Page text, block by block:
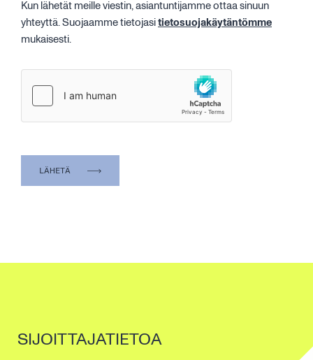
Kun lähetät meille viestin, asiantuntijamme ottaa sinuun
yhteyttä. Suojaamme tietojasitietosuojakäytäntömme
mukaisesti.
SIJOITTAJATIETOA